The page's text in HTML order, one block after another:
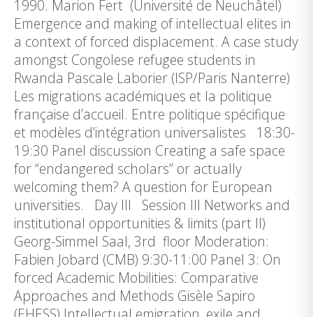
1990. Marion Fert (Université de Neuchâtel)
Emergence and making of intellectual elites in
a context of forced displacement. A case study
amongst Congolese refugee students in
Rwanda Pascale Laborier (ISP/Paris Nanterre)
Les migrations académiques et la politique
française d’accueil. Entre politique spécifique
et modèles d’intégration universalistes 18:30-
19:30 Panel discussion Creating a safe space
for “endangered scholars” or actually
welcoming them? A question for European
universities. Day III Session III Networks and
institutional opportunities & limits (part II)
Georg-Simmel Saal, 3rd floor Moderation:
Fabien Jobard (CMB) 9:30-11:00 Panel 3: On
forced Academic Mobilities: Comparative
Approaches and Methods Gisèle Sapiro